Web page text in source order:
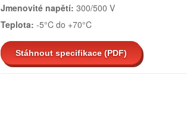
Jmenovité napětí: 300/500 V
Teplota: -5°C do +70°C
Stáhnout specifikace (PDF)